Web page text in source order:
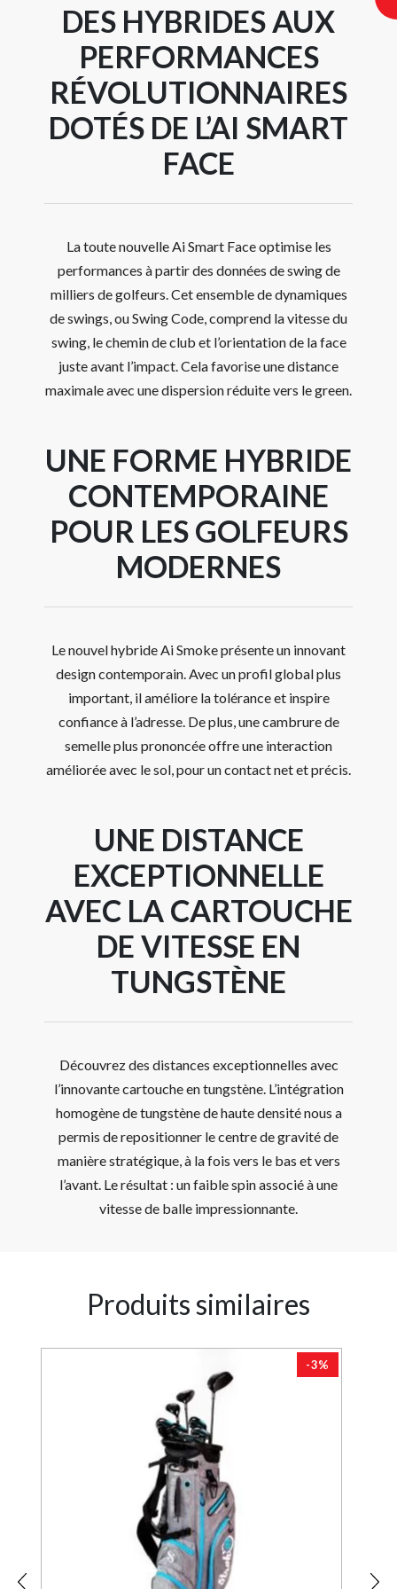
DES HYBRIDES AUX
PERFORMANCES
RÉVOLUTIONNAIRES
DOTÉS DE L’AI SMART
FACE
La toute nouvelle Ai Smart Face optimise les
performances à partir des données de swing de
milliers de golfeurs. Cet ensemble de dynamiques
de swings, ou Swing Code, comprend la vitesse du
swing, le chemin de club et l’orientation de la face
juste avant l’impact. Cela favorise une distance
maximale avec une dispersion réduite vers le green.
UNE FORME HYBRIDE
CONTEMPORAINE
POUR LES GOLFEURS
MODERNES
Le nouvel hybride Ai Smoke présente un innovant
design contemporain. Avec un profil global plus
important, il améliore la tolérance et inspire
confiance à l’adresse. De plus, une cambrure de
semelle plus prononcée offre une interaction
améliorée avec le sol, pour un contact net et précis.
UNE DISTANCE
EXCEPTIONNELLE
AVEC LA CARTOUCHE
DE VITESSE EN
TUNGSTÈNE
Découvrez des distances exceptionnelles avec
l’innovante cartouche en tungstène. L’intégration
homogène de tungstène de haute densité nous a
permis de repositionner le centre de gravité de
manière stratégique, à la fois vers le bas et vers
l’avant. Le résultat : un faible spin associé à une
vitesse de balle impressionnante.
Produits similaires
-3%